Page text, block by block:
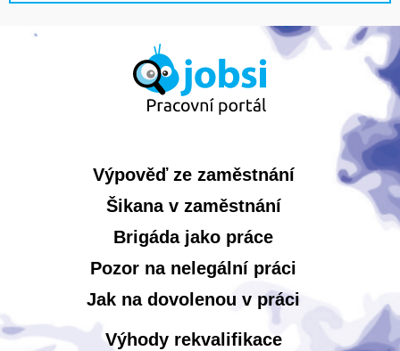
Výpověď ze zaměstnání
Šikana v zaměstnání
Brigáda jako práce
Pozor na nelegální práci
Jak na dovolenou v práci
Výhody rekvalifikace